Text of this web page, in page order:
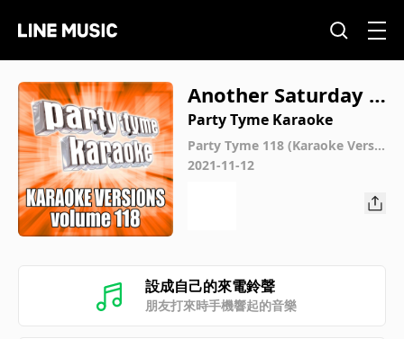
Another Saturday N
ight (Made Popular
By Jimmy Buffett)
[Karaoke Version]
Party Tyme Karaoke
Party Tyme 118 (Karaoke Versio
ns)
2021-11-12
設成自己的來電鈴聲
朋友打來時手機響起的音樂